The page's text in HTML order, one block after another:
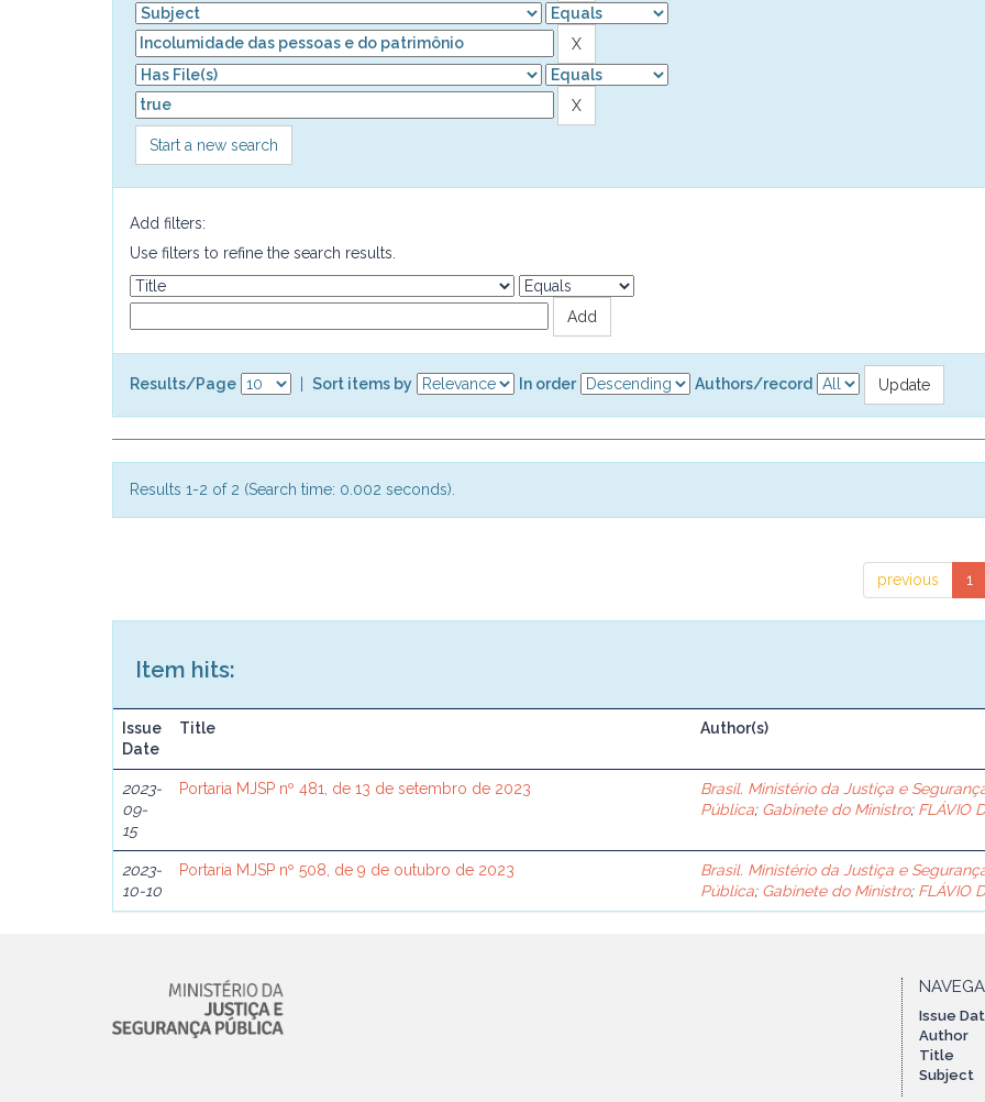
Start a new search
Add filters:
Use filters to refine the search results.
Results/Page Sort items by In order Authors/record
Results 1-2 of 2 (Search time: 0.002 seconds).
previous 1
Item hits:
Issue
Date
Title Author(s)
2023-
09-
15
Portaria MJSP nº 481, de 13 de setembro de 2023
Brasil. Ministério da Justiça e
Pública; Gabinete do Ministro; FLÁVIO
2023-
10-10
Portaria MJSP nº 508, de 9 de outubro de 2023
Brasil. Ministério da Justiça e
Pública; Gabinete do Ministro; FLÁVIO
Issue
Author
Title
Subject